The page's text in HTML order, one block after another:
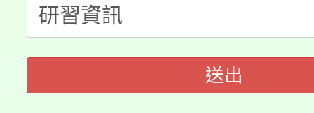
程，歡迎學生輔導中心
心理、諮商輔導、社會
縣市「校園短影音徵選
門員」簡章及活動海報
踴躍報名參加。
桃園市115學年度學生
要點
「桃園市補助參觀特色
展演活動實施計畫」
送出